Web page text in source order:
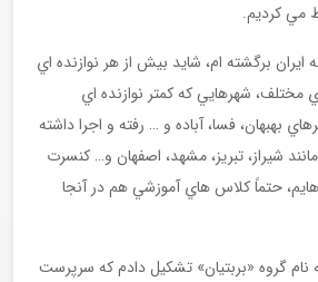
مي كرديم.
برگشته ام، شايد بيش از هر نوازنده اي
مختلف، شهرهايي كه كمتر نوازنده اي
بهبهان، فسا، آباده و … رفته و اجرا داشته
شيراز، تبريز، مشهد، اصفهان و… كنسرت
حتماً كلاس هاي آموزشي هم در آنجا
نام گروه «بربتيان» تشكيل دادم که سرپرست